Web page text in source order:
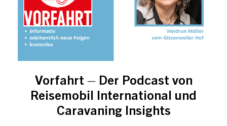
Vorfahrt – Der Podcast von
Reisemobil International und
Caravaning Insights